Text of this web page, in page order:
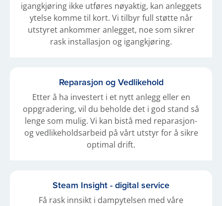
igangkjøring ikke utføres nøyaktig, kan anleggets
ytelse komme til kort. Vi tilbyr full støtte når
utstyret ankommer anlegget, noe som sikrer
rask installasjon og igangkjøring.
Reparasjon og Vedlikehold
Etter å ha investert i et nytt anlegg eller en
oppgradering, vil du beholde det i god stand så
lenge som mulig. Vi kan bistå med reparasjon-
og vedlikeholdsarbeid på vårt utstyr for å sikre
optimal drift.
Steam Insight - digital service
Få rask innsikt i dampytelsen med våre